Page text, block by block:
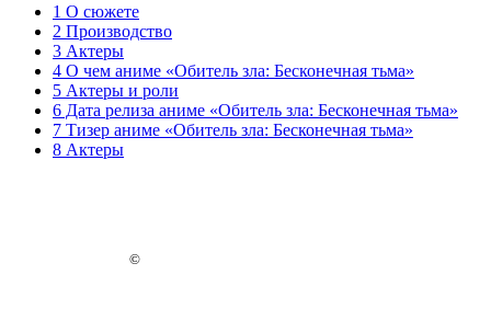
1 О сюжете
2 Производство
3 Актеры
4 О чем аниме «Обитель зла: Бесконечная тьма»
5 Актеры и роли
6 Дата релиза аниме «Обитель зла: Бесконечная тьма»
7 Тизер аниме «Обитель зла: Бесконечная тьма»
8 Актеры
©